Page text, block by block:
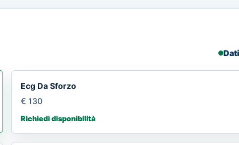
Ecg Da Sforzo
€ 130
Richiedi disponibilità